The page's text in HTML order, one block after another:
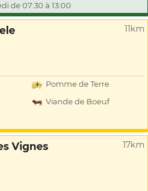
de 07:30 à 13:00
11km
Pomme de Terre
Viande de Boeuf
Vignes 17km